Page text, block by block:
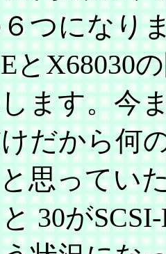
つになり
とX68030
ます。今
だから何
思ってい
30が